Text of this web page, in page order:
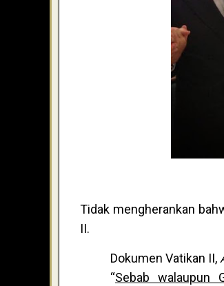
Tidak mengherankan
II.
Dokumen Vatikan II,
“Sebab walaupun